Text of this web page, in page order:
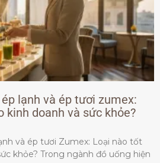
lạnh và ép tươi zumex:
kinh doanh và sức khỏe?
và ép tươi Zumex: Loại nào tốt
khỏe? Trong ngành đồ uống hiện